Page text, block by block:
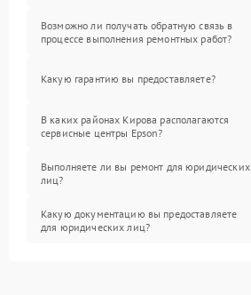
Возможно ли получать обратную связь в
процессе выполнения ремонтных работ?
Какую гарантию вы предоставляете?
В каких районах Кирова располагаются
сервисные центры Epson?
Выполняете ли вы ремонт для юридических
лиц?
Какую документацию вы предоставляете
для юридических лиц?